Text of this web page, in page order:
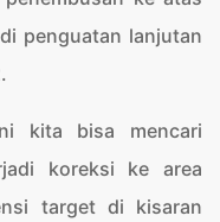
penguatan lanjutan
kita bisa mencari
koreksi ke area
target di kisaran